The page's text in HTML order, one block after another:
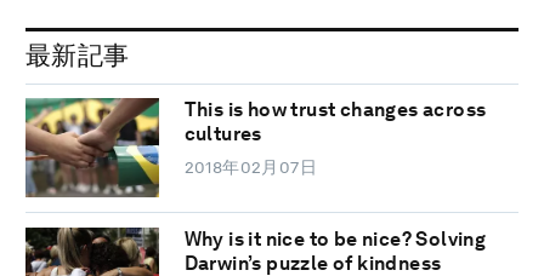
最新記事
This is how trust changes across
cultures
2018年02月07日
Why is it nice to be nice? Solving
Darwin’s puzzle of kindness